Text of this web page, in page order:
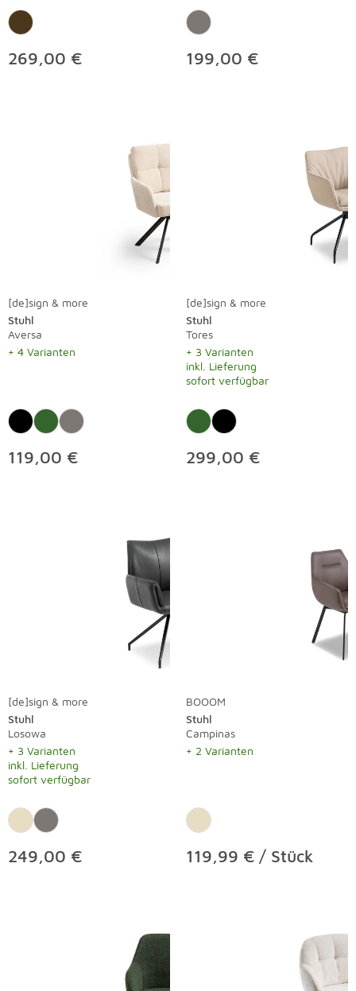
269,00 € 199,00 €
[de]sign & more
Stuhl
Aversa
+ 4 Varianten
119,00 €
[de]sign & more
Stuhl
Tores
+ 3 Varianten
inkl. Lieferung
sofort verfügbar
299,00 €
[de]sign & more
Stuhl
Losowa
+ 3 Varianten
inkl. Lieferung
sofort verfügbar
249,00 €
BOOOM
Stuhl
Campinas
+ 2 Varianten
119,99 € / Stück